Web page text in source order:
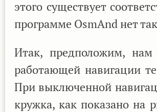
этого существует
программе OsmAnd нет
Итак, предположим, нам
работающей навигации
При выключенной
кружка, как показано на